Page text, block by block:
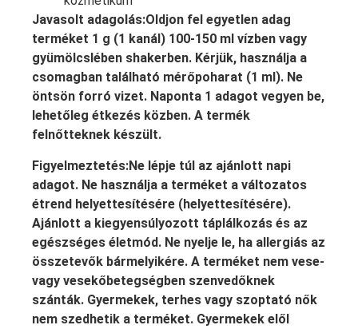
Javasolt adagolás:Oldjon fel egyetlen adag
terméket 1 g (1 kanál) 100-150 ml vízben vagy
gyümölcslében shakerben. Kérjük, használja a
csomagban található mérőpoharat (1 ml). Ne
öntsön forró vizet. Naponta 1 adagot vegyen be,
lehetőleg étkezés közben. A termék
felnőtteknek készült.
Figyelmeztetés:Ne lépje túl az ajánlott napi
adagot. Ne használja a terméket a változatos
étrend helyettesítésére (helyettesítésére).
Ajánlott a kiegyensúlyozott táplálkozás és az
egészséges életmód. Ne nyelje le, ha allergiás az
összetevők bármelyikére. A terméket nem vese-
vagy vesekőbetegségben szenvedőknek
szánták. Gyermekek, terhes vagy szoptató nők
nem szedhetik a terméket. Gyermekek elől